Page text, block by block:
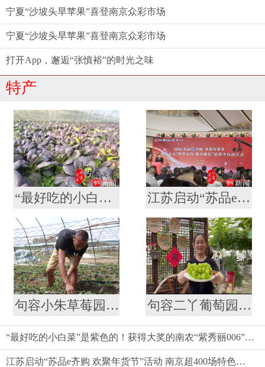
宁夏“沙坡头旱苹果”喜登南京众彩市场
宁夏“沙坡头旱苹果”喜登南京众彩市场
打开App，邂逅“张慎裕”的时光之味
特产
“最好吃的小白菜”是紫色的！获得大奖的南农“紫秀丽006”火了 江苏启动“苏品e齐购 欢聚年货节”活动 南京超400场特色促销活动等你来
句容小朱草莓园朱伟光：寻找精品草莓之路 句容二丫葡萄园王娟：葡萄和牛奶中的创新智慧
“最好吃的小白菜”是紫色的！获得大奖的南农“紫秀丽006”火了
江苏启动“苏品e齐购 欢聚年货节”活动 南京超400场特色促销活动等你来